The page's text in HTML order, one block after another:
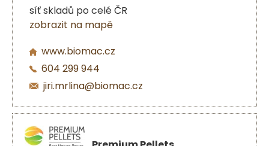
síť skladů po celé ČR
zobrazit na mapě
www.biomac.cz
604 299 944
jiri.mrlina@biomac.cz